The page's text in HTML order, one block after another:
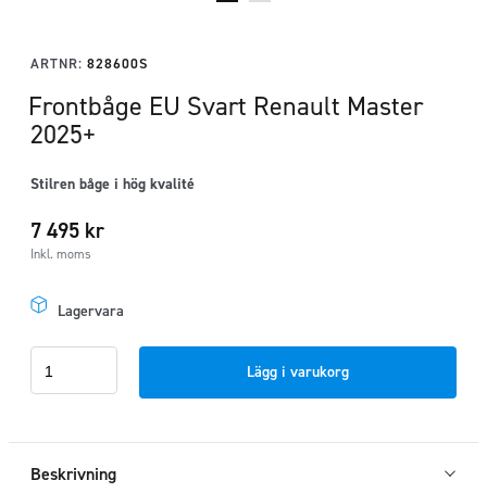
ARTNR: 828600S
Frontbåge EU Svart Renault Master
2025+
Stilren båge i hög kvalité
7 495 kr
Inkl. moms
Lagervara
Renault
Master
Lägg i varukorg
Beskrivning